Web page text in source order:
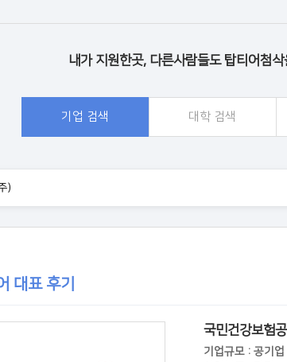
내가 지원한곳, 다른사람들도 탑티어첨
기업 검색 대학 검색
대표 후기
국민건강보험
기업규모 : 공기업